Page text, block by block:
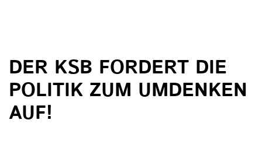
DER KSB FORDERT DIE
POLITIK ZUM UMDENKEN
AUF!